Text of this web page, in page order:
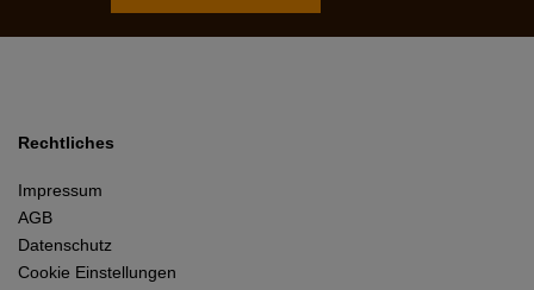
Rechtliches
Impressum
AGB
Datenschutz
Cookie Einstellungen